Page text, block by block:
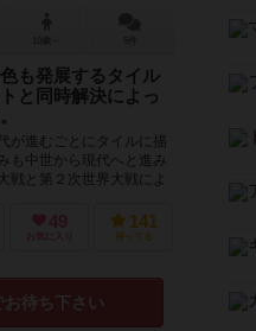
も発展するタイル
と同時解決によっ
が進むごとにタイルに描
も中世から現代へと進み
戦と第２次世界大戦によ
49
お気に入り
141
持ってる
お待ち下さい